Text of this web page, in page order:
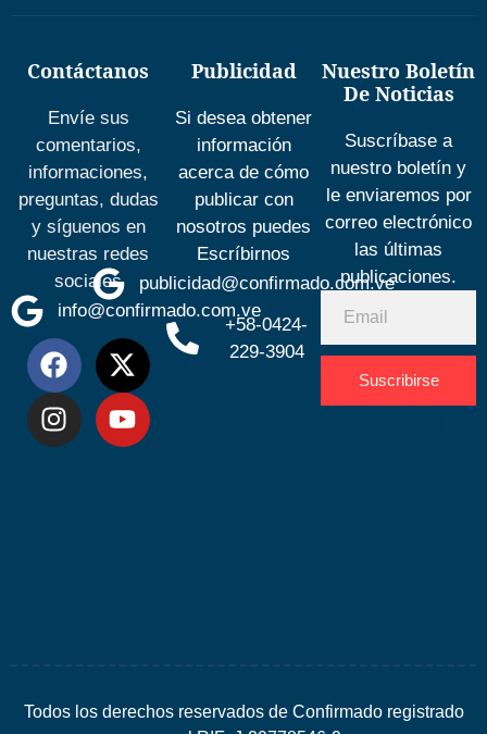
Contáctanos
Envíe sus
comentarios,
informaciones,
preguntas, dudas
y síguenos en
nuestras redes
sociales
info@confirmado.com.ve
Publicidad
Si desea obtener
información
acerca de cómo
publicar con
nosotros puedes
Escríbirnos
publicidad@confirmado.com.ve
+58-0424-
229-3904
Nuestro Boletín
De Noticias
Suscríbase a
nuestro boletín y
le enviaremos por
correo electrónico
las últimas
publicaciones.
Suscribirse
Todos los derechos reservados de Confirmado registrado